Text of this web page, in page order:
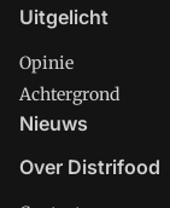
Uitgelicht
Opinie
Achtergrond
Nieuws
Over Distrifood